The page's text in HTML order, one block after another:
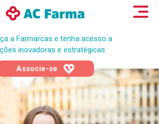
a Farmarcas e tenha acesso a
inovadoras e estratégicas
Associe-se